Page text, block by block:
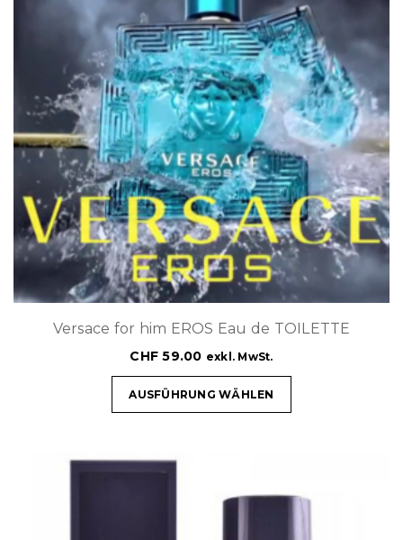
Versace for him EROS Eau de TOILETTE
CHF 59.00 exkl. MwSt.
AUSFÜHRUNG WÄHLEN